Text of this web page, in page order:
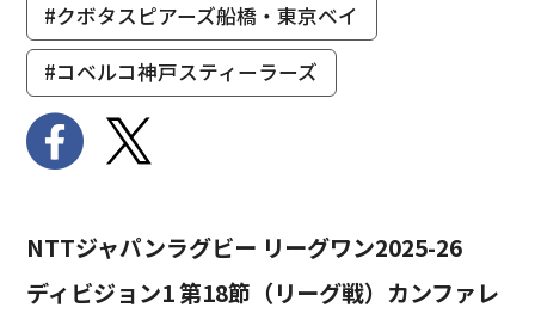
#クボタスピアーズ船橋・東京ベイ
#コベルコ神戸スティーラーズ
NTTジャパンラグビー リーグワン2025-26
ディビジョン1 第18節（リーグ戦）カンファレ